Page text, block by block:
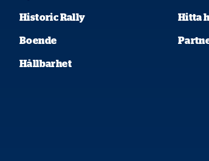
Historic Rally Hitta
Boende
Hållbarhet